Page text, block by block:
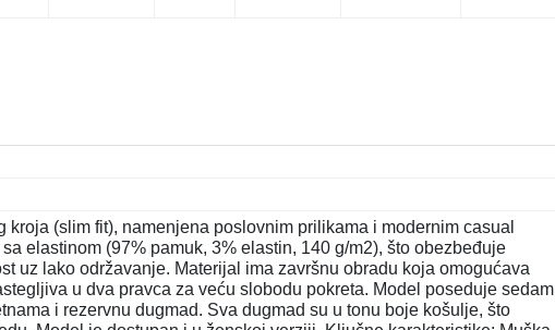
kroja (slim fit), namenjena poslovnim prilikama i modernim casual
elastinom (97% pamuk, 3% elastin, 140 g/m2), što obezbeđuje
uz lako održavanje. Materijal ima završnu obradu koja omogućava
u dva pravca za veću slobodu pokreta. Model poseduje sedam
i rezervnu dugmad. Sva dugmad su u tonu boje košulje, što